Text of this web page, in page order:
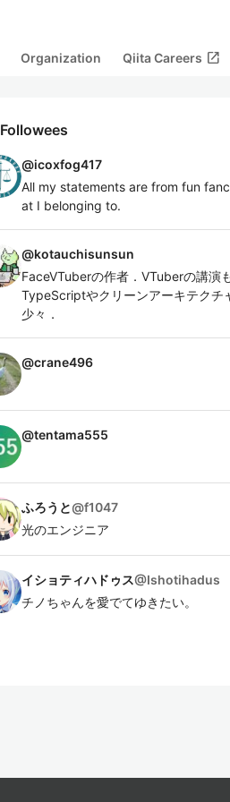
Organization Qiita Careers open_in_new
Followees
@icoxfog417
All my statements are from fun
at I belonging to.
@kotauchisunsun
FaceVTuberの作者．VTuberの講演
TypeScriptやクリーンアーキテクチ
少々．
@crane496
@tentama555
ふろうと@f1047
光のエンジニア
イショティハドゥス@Ishotihadus
チノちゃんを愛でてゆきたい。